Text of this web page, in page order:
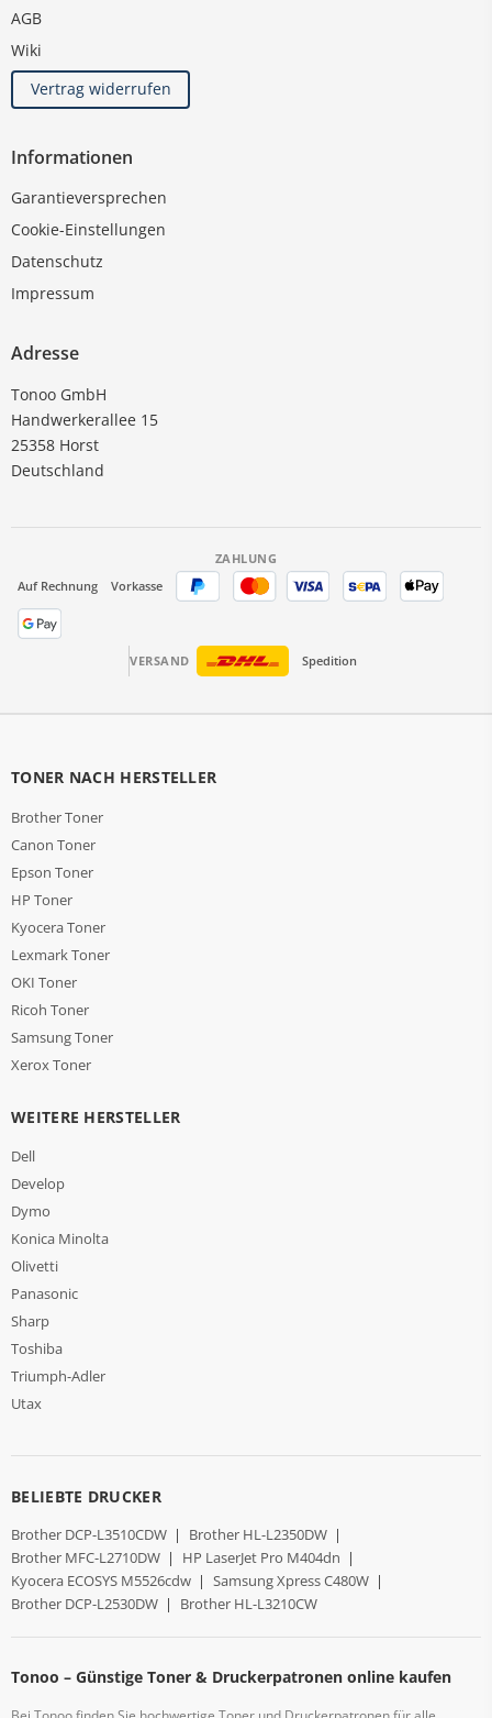
AGB
Wiki
Vertrag widerrufen
Informationen
Garantieversprechen
Cookie-Einstellungen
Datenschutz
Impressum
Adresse
Tonoo GmbH
Handwerkerallee 15
25358 Horst
Deutschland
ZAHLUNG
Auf Rechnung
Vorkasse
VERSAND Spedition
TONER NACH HERSTELLER
Brother Toner
Canon Toner
Epson Toner
HP Toner
Kyocera Toner
Lexmark Toner
OKI Toner
Ricoh Toner
Samsung Toner
Xerox Toner
WEITERE HERSTELLER
Dell
Develop
Dymo
Konica Minolta
Olivetti
Panasonic
Sharp
Toshiba
Triumph-Adler
Utax
BELIEBTE DRUCKER
Brother DCP-L3510CDW | Brother HL-L2350DW |
Brother MFC-L2710DW | HP LaserJet Pro M404dn |
Kyocera ECOSYS M5526cdw | Samsung Xpress C480W |
Brother DCP-L2530DW | Brother HL-L3210CW
Tonoo – Günstige Toner & Druckerpatronen online kaufen